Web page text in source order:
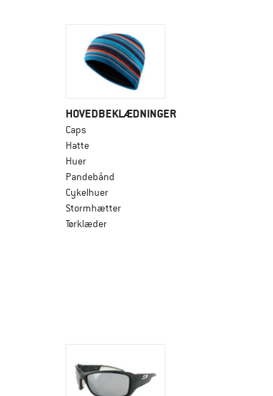
HOVEDBEKLÆDNINGER
Caps
Hatte
Huer
Pandebånd
Cykelhuer
Stormhætter
Tørklæder